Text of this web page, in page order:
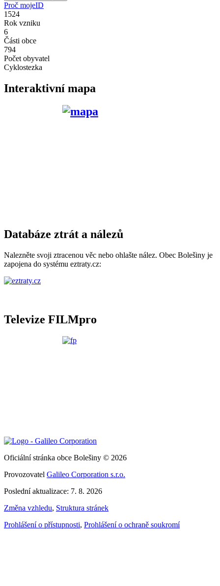
Proč mojeID
1524
Rok vzniku
6
Části obce
794
Počet obyvatel
Cyklostezka
Interaktivní mapa
Databáze ztrát a nálezů
Nalezněte svoji ztracenou věc nebo ohlašte nález. Obec Bolešiny je
zapojena do systému eztraty.cz:
Televize FILMpro
Oficiální stránka obce Bolešiny © 2026
Provozovatel Galileo Corporation s.r.o.
Poslední aktualizace: 7. 8. 2026
Změna vzhledu, Struktura stránek
Prohlášení o přístupnosti, Prohlášení o ochraně soukromí